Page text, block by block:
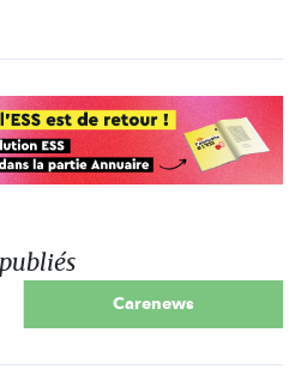
Carenews